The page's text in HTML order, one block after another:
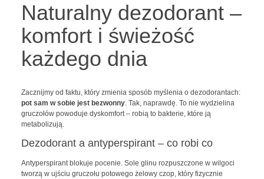
Naturalny dezodorant –
komfort i świeżość
każdego dnia
Zacznijmy od faktu, który zmienia sposób myślenia o dezodorantach:
pot sam w sobie jest bezwonny. Tak, naprawdę. To nie wydzielina
gruczołów powoduje dyskomfort – robią to bakterie, które ją
metabolizują.
Dezodorant a antyperspirant – co robi co
Antyperspirant blokuje pocenie. Sole glinu rozpuszczone w wilgoci
tworzą w ujściu gruczołu potowego żelowy czop, który fizycznie